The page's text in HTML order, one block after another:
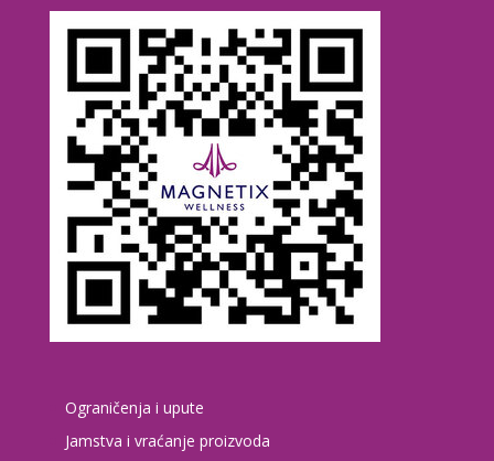
Ograničenja i upute
Jamstva i vraćanje proizvoda